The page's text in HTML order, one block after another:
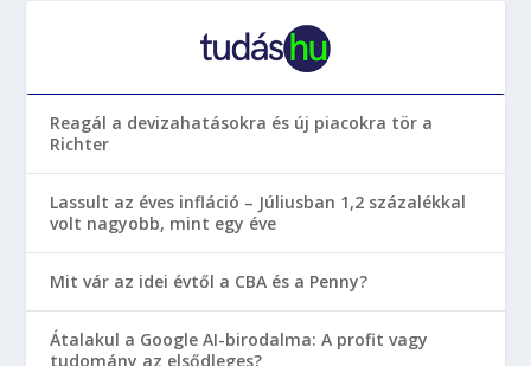
Reagál a devizahatásokra és új piacokra tör a
Richter
Lassult az éves infláció – Júliusban 1,2 százalékkal
volt nagyobb, mint egy éve
Mit vár az idei évtől a CBA és a Penny?
Átalakul a Google AI-birodalma: A profit vagy
tudomány az elsődleges?